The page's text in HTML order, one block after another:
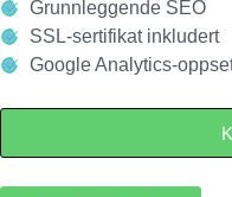
Grunnleggende SEO
SSL-sertifikat inkludert
Google Analytics-